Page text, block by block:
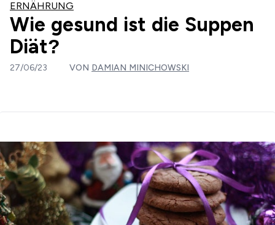
ERNÄHRUNG
Wie gesund ist die Suppen
Diät?
27/06/23 VON DAMIAN MINICHOWSKI